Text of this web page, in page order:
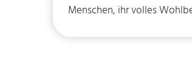
Menschen, ihr volles